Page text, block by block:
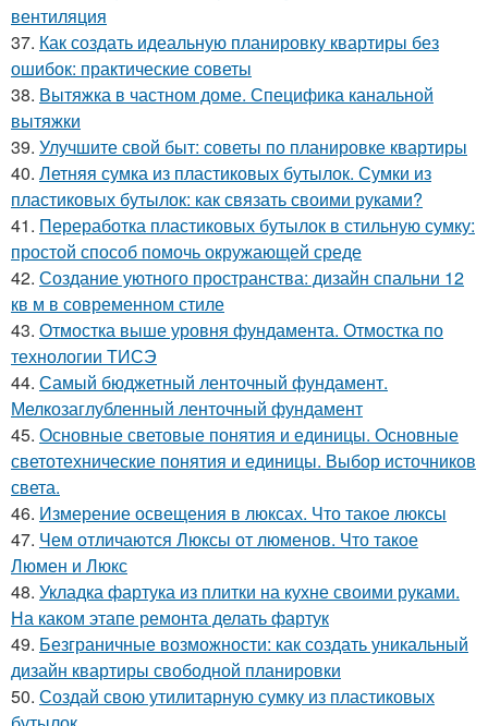
вентиляция
37. Как создать идеальную планировку квартиры без
ошибок: практические советы
38. Вытяжка в частном доме. Специфика канальной
вытяжки
39. Улучшите свой быт: советы по планировке квартиры
40. Летняя сумка из пластиковых бутылок. Сумки из
пластиковых бутылок: как связать своими руками?
41. Переработка пластиковых бутылок в стильную сумку:
простой способ помочь окружающей среде
42. Создание уютного пространства: дизайн спальни 12
кв м в современном стиле
43. Отмостка выше уровня фундамента. Отмостка по
технологии ТИСЭ
44. Самый бюджетный ленточный фундамент.
Мелкозаглубленный ленточный фундамент
45. Основные световые понятия и единицы. Основные
светотехнические понятия и единицы. Выбор источников
света.
46. Измерение освещения в люксах. Что такое люксы
47. Чем отличаются Люксы от люменов. Что такое
Люмен и Люкс
48. Укладка фартука из плитки на кухне своими руками.
На каком этапе ремонта делать фартук
49. Безграничные возможности: как создать уникальный
дизайн квартиры свободной планировки
50. Создай свою утилитарную сумку из пластиковых